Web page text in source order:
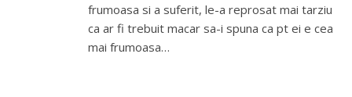
frumoasa si a suferit, le-a reprosat mai tarziu
ca ar fi trebuit macar sa-i spuna ca pt ei e cea
mai frumoasa…